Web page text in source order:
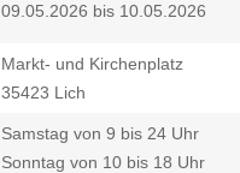
09.05.2026 bis 10.05.2026
Markt- und Kirchenplatz
35423 Lich
Samstag von 9 bis 24 Uhr
Sonntag von 10 bis 18 Uhr